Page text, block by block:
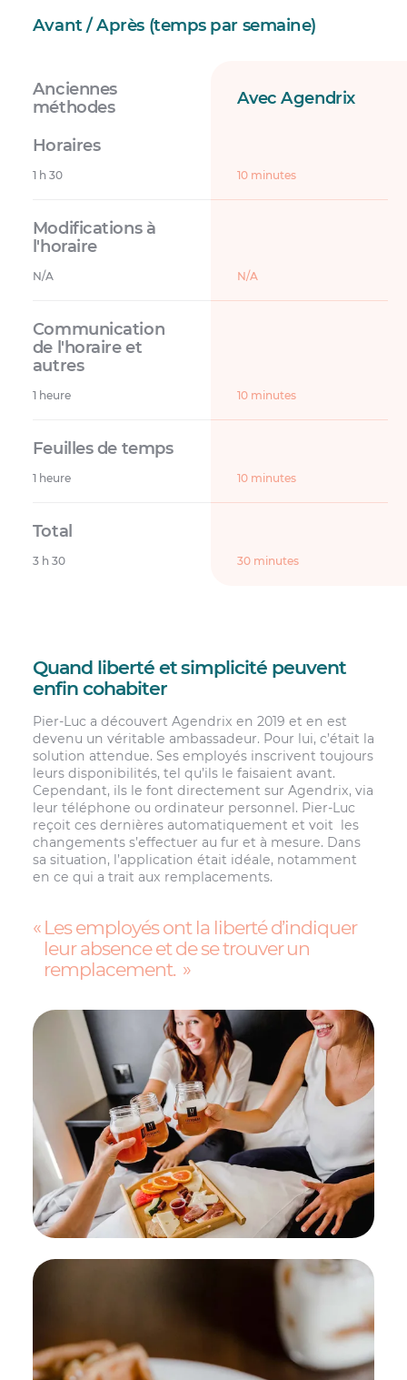
Avant / Après (temps par semaine)
Anciennes
méthodes
1 h 30
N/A
1 heure
1 heure
3 h 30
Avec Agendrix
10 minutes
N/A
10 minutes
10 minutes
30 minutes
Quand liberté et simplicité peuvent
enfin cohabiter
Pier-Luc a découvert Agendrix en 2019 et en est
devenu un véritable ambassadeur. Pour lui, c’était la
solution attendue. Ses employés inscrivent toujours
leurs disponibilités, tel qu’ils le faisaient avant.
Cependant, ils le font directement sur Agendrix, via
leur téléphone ou ordinateur personnel. Pier-Luc
reçoit ces dernières automatiquement et voit les
changements s’effectuer au fur et à mesure. Dans
sa situation, l’application était idéale, notamment
en ce qui a trait aux remplacements.
Les employés ont la liberté d’indiquer
leur absence et de se trouver un
remplacement.